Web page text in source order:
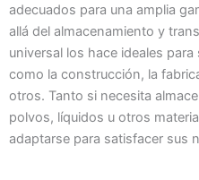
adecuados para una amplia
allá del almacenamiento y
universal los hace ideales
como la construcción, la
otros. Tanto si necesita
polvos, líquidos u otros
adaptarse para satisfacer sus